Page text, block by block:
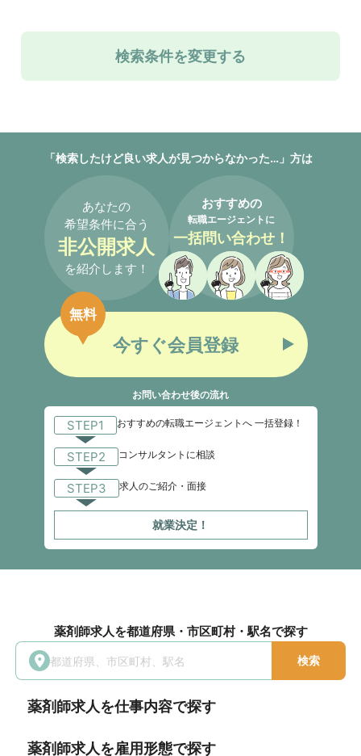
検索条件を変更する
「検索したけど良い求人が見つからなかった…」方は
あなたの
希望条件に合う
非公開求人
を紹介します！
おすすめの
転職エージェントに
一括問い合わせ！
今すぐ会員登録
無料
お問い合わせ後の流れ
STEP1 おすすめの転職エージェントへ 一括登録！
STEP2 コンサルタントに相談
STEP3 求人のご紹介・面接
就業決定！
薬剤師求人を都道府県・市区町村・駅名で探す
検索
薬剤師求人を仕事内容で探す
薬剤師求人を雇用形態で探す